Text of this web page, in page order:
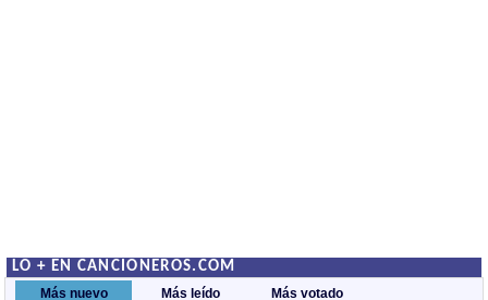
LO + EN CANCIONEROS.COM
Más nuevo Más leído Más votado